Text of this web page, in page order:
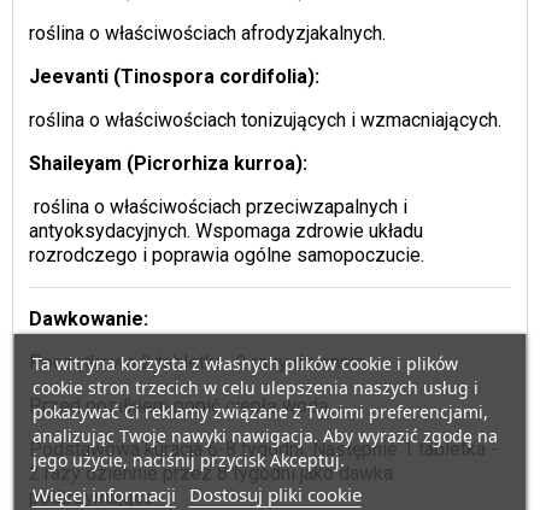
roślina o właściwościach afrodyzjakalnych.
Jeevanti (Tinospora cordifolia):
roślina o właściwościach tonizujących i wzmacniających.
Shaileyam (Picrorhiza kurroa):
roślina o właściwościach przeciwzapalnych i
antyoksydacyjnych. Wspomaga zdrowie układu
rozrodczego i poprawia ogólne samopoczucie.
Dawkowanie:
Początkowo 2 tabletki - 2 razy dziennie.
Przed posiłkiem popić ciepłą wodą.
Podstawowa kuracja 6-8 tygodni. Następnie 1 tabletka -
2 razy dziennie przez 8 tygodni jako dawka
podtrzymująca.
Ta witryna korzysta z własnych plików cookie i plików
cookie stron trzecich w celu ulepszenia naszych usług i
pokazywać Ci reklamy związane z Twoimi preferencjami,
analizując Twoje nawyki nawigacja. Aby wyrazić zgodę na
jego użycie, naciśnij przycisk Akceptuj.
Więcej informacji Dostosuj pliki cookie